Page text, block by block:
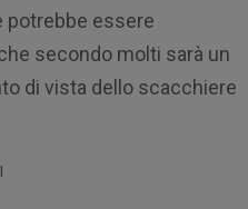
potrebbe essere
secondo molti sarà un
di vista dello scacchiere